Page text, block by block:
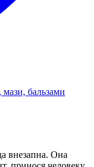
бальзами
внезапна. Она